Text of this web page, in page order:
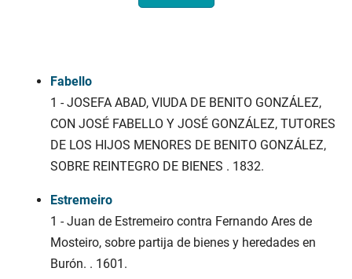
Fabello
1 - JOSEFA ABAD, VIUDA DE BENITO GONZÁLEZ,
CON JOSÉ FABELLO Y JOSÉ GONZÁLEZ, TUTORES
DE LOS HIJOS MENORES DE BENITO GONZÁLEZ,
SOBRE REINTEGRO DE BIENES . 1832.
Estremeiro
1 - Juan de Estremeiro contra Fernando Ares de
Mosteiro, sobre partija de bienes y heredades en
Burón. . 1601.